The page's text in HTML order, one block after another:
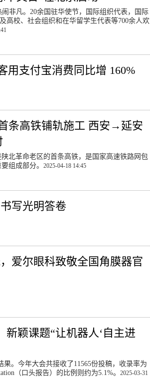
非凡。20余国驻华使节，国际组织代表，国际
高校、社会组织和在华留学生代表等700余人欢
用支付宝消费同比增 160%
条高铁铺轨施工 西安→延安
北革命老区的首条高铁，是国家高速铁路网包
组成部分。2025-04-18 14:45
写光明答卷
爱尔眼科致敬全国角膜器官
新颖课题“让机器人‘自主进
。今年大会共接收了11565份投稿，收录率为
（口头报告）的比例则约为5.1%。 2025-03-31